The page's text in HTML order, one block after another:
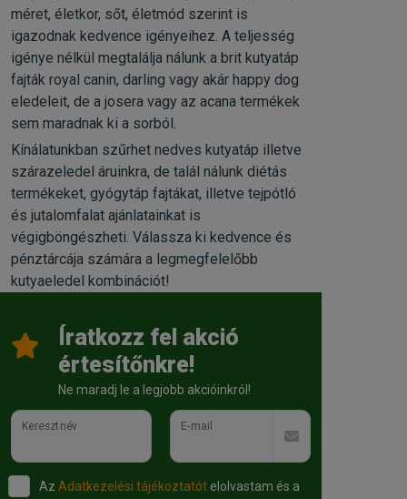
méret, életkor, sőt, életmód szerint is
igazodnak kedvence igényeihez. A teljesség
igénye nélkül megtalálja nálunk a brit kutyatáp
fajták royal canin, darling vagy akár happy dog
eledeleit, de a josera vagy az acana termékek
sem maradnak ki a sorból.
Kínálatunkban szűrhet nedves kutyatáp illetve
szárazeledel áruinkra, de talál nálunk diétás
termékeket, gyógytáp fajtákat, illetve tejpótló
és jutalomfalat ajánlatainkat is
végigböngészheti. Válassza ki kedvence és
pénztárcája számára a legmegfelelőbb
kutyaeledel kombinációt!
Íratkozz fel akció
értesítőnkre!
Ne maradj le a legjobb akcióinkról!
Keresztnév E-mail
Az Adatkezelési tájékoztatót elolvastam és a